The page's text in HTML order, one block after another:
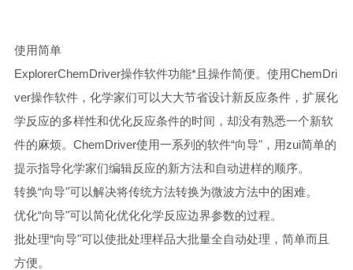
使用简单
ExplorerChemDriver操作软件功能*且操作简便。使用ChemDri
ver操作软件，化学家们可以大大节省设计新反应条件，扩展化
学反应的多样性和优化反应条件的时间，却没有熟悉一个新软
件的麻烦。ChemDriver使用一系列的软件“向导"，用zui简单的
提示指导化学家们编辑反应的新方法和自动进样的顺序。
转换“向导"可以解决将传统方法转换为微波方法中的困难。
优化“向导"可以简化优化化学反应边界参数的过程。
批处理“向导"可以使批处理样品大批量全自动处理，简单而且
方便。